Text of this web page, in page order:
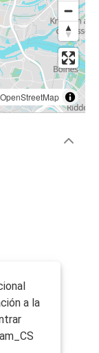
OpenStreetMap
a la